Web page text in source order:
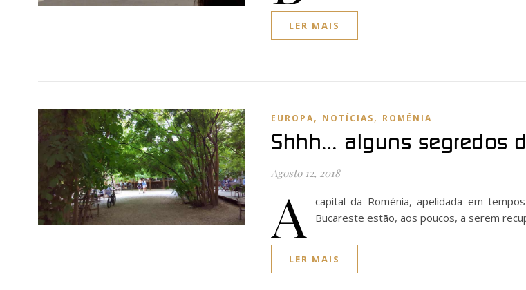
LER MAIS
EUROPA, NOTÍCIAS, ROMÉNIA
Shhh… alguns segredos
Agosto 12, 2018
A
capital da Roménia, apelidada em
Bucareste estão, aos poucos, a serem
LER MAIS